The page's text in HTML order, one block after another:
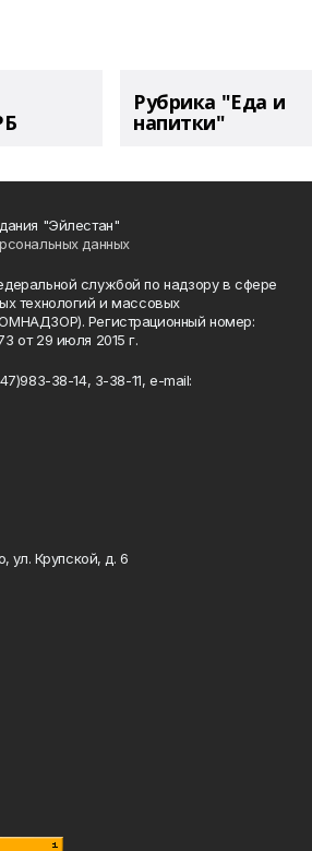
Рубрика "Еда и
напитки"
"Эйлестан"
данных
службой по надзору в сфере
технологий и массовых
Регистрационный номер:
от 29 июля 2015 г.
38-14, 3-38-11, e-mail:
ул. Крупской, д. 6